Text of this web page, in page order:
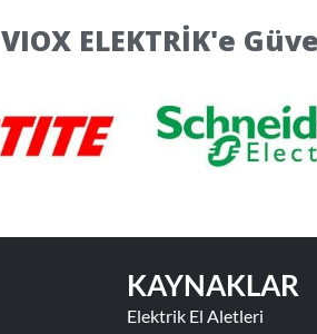
VIOX ELEKTRİK'e
KAYNAKLAR
Elektrik El Aletleri